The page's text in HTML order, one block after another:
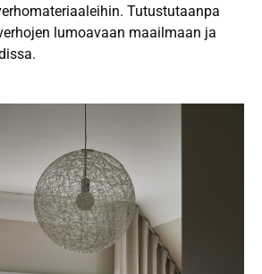
Tutustutaanpa
lumoavaan maailmaan ja